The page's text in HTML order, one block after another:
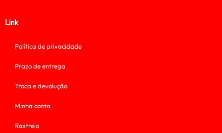
Link
Política de privacidade
Prazo de entrega
Troca e devolução
Minha conta
Rastreio